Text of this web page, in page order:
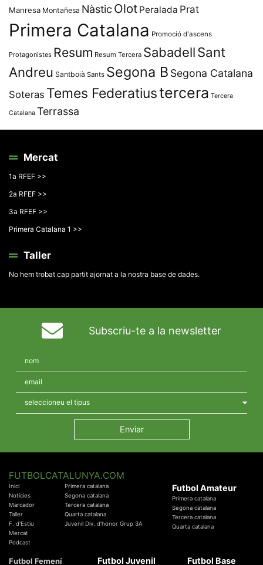
Manresa Montañesa Nàstic Olot Peralada Prat
Primera Catalana Promoció d'ascens
Protagonistes Resum Resum Tercera SabadellSant
Andreu Santboià Sants Segona B Segona Catalana
Soteras Temes Federatiustercera Tercera
Catalana Terrassa
Mercat
1a RFEF >>
2a RFEF >>
3a RFEF >>
Primera Catalana 1 >>
Taller
No hem trobat cap partit ajornat a la nostra base de dades.
Subscriu-te a la newsletter
FUTBOLCATALUNYA.COM
Inici
Notícies
Marcador
Taller
F. d'Estiu
Mercat
Podcast
Primera catalana
Segona catalana
Tercera catalana
Quarta catalana
Juvenil Div. d'honor Grup 3A
Futbol Amateur
Primera catalana
Segona catalana
Tercera catalana
Quarta catalana
Futbol Femení Futbol Juvenil Futbol Base